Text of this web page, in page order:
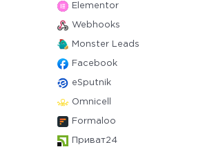
Elementor
Webhooks
Monster Leads
Facebook
eSputnik
Omnicell
Formaloo
Приват24